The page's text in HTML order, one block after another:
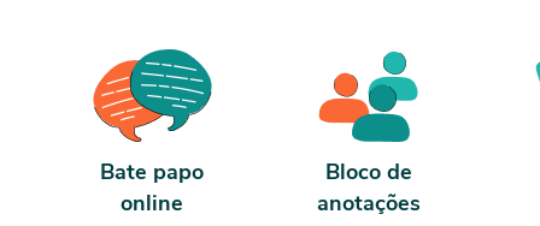
Bate papo
online
Bloco de
anotações